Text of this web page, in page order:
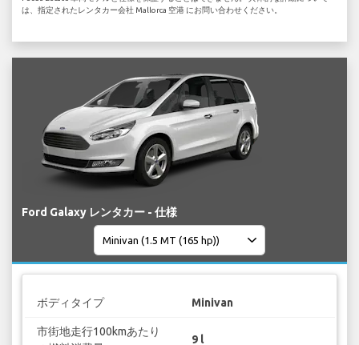
は、指定されたレンタカー会社 Mallorca 空港 にお問い合わせください。
Ford Galaxy レンタカー - 仕様
ボディタイプ Minivan
市街地走行100kmあたり
9 l